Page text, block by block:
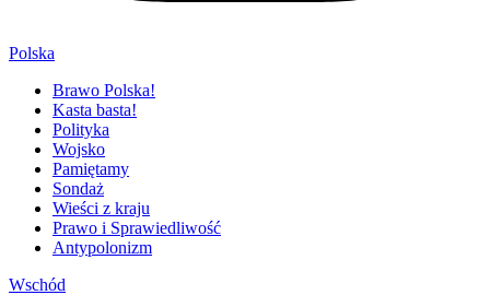
Polska
Brawo Polska!
Kasta basta!
Polityka
Wojsko
Pamiętamy
Sondaż
Wieści z kraju
Prawo i Sprawiedliwość
Antypolonizm
Wschód